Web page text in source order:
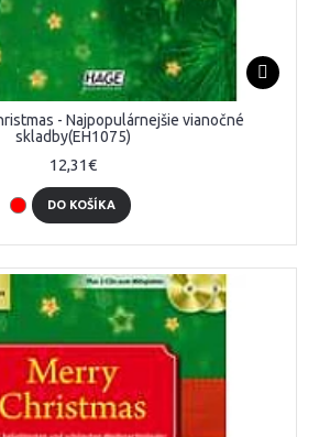
- Najpopulárnejšie vianočné
skladby(EH1075)
12,31€
DO KOŠÍKA